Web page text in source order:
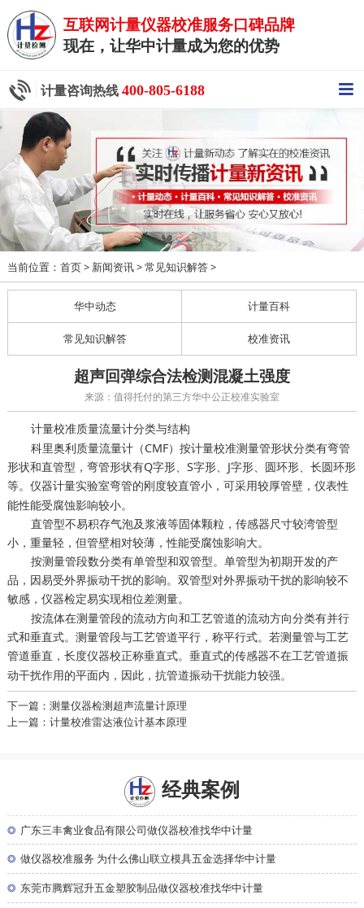
互联网计量仪器校准服务口碑品牌
现在，让华中计量成为您的优势
计量咨询热线 400-805-6188
当前位置： 首页> 新闻资讯> 常见知识解答>
华中动态 计量百科
常见知识解答 校准资讯
超声回弹综合法检测混凝土强度
来源：值得托付的第三方华中公正校准实验室
计量校准质量流量计分类与结构
科里奥利质量流量计（CMF）按计量校准测量管形状分类有弯管
形状和直管型，弯管形状有Q字形、S字形、J字形、圆环形、长圆环形
等。 仪器计量实验室弯管的刚度较直管小，可采用较厚管壁，仪表性
能性能受腐蚀影响较小。
直管型不易积存气泡及浆液等固体颗粒，传感器尺寸较湾管型
小，重量轻，但管壁相对较薄，性能受腐蚀影响大。
按测量管段数分类有单管型和双管型。单管型为初期开发的产
品，因易受外界振动干扰的影响。双管型对外界振动干扰的影响较不
敏感， 仪器检定易实现相位差测量。
按流体在测量管段的流动方向和工艺管道的流动方向分类有并行
式和垂直式。测量管段与工艺管道平行，称平行式。若测量管与工艺
管道垂直， 长度仪器校正称垂直式。垂直式的传感器不在工艺管道振
动干扰作用的平面内，因此，抗管道振动干扰能力较强。
下一篇：测量仪器检测超声流量计原理
上一篇：计量校准雷达液位计基本原理
经典案例
◎ 广东三丰禽业食品有限公司做仪器校准找华中计量
◎ 做仪器校准服务 为什么佛山联立模具五金选择华中计量
◎ 东莞市腾辉冠升五金塑胶制品做仪器校准找华中计量